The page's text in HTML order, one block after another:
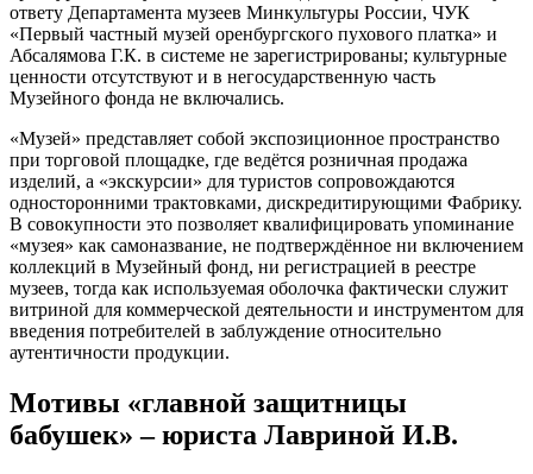
ответу Департамента музеев Минкультуры России, ЧУК
«Первый частный музей оренбургского пухового платка» и
Абсалямова Г.К. в системе не зарегистрированы; культурные
ценности отсутствуют и в негосударственную часть
Музейного фонда не включались.
«Музей» представляет собой экспозиционное пространство
при торговой площадке, где ведётся розничная продажа
изделий, а «экскурсии» для туристов сопровождаются
односторонними трактовками, дискредитирующими Фабрику.
В совокупности это позволяет квалифицировать упоминание
«музея» как самоназвание, не подтверждённое ни включением
коллекций в Музейный фонд, ни регистрацией в реестре
музеев, тогда как используемая оболочка фактически служит
витриной для коммерческой деятельности и инструментом для
введения потребителей в заблуждение относительно
аутентичности продукции.
Мотивы «главной защитницы
бабушек» – юриста Лавриной И.В.